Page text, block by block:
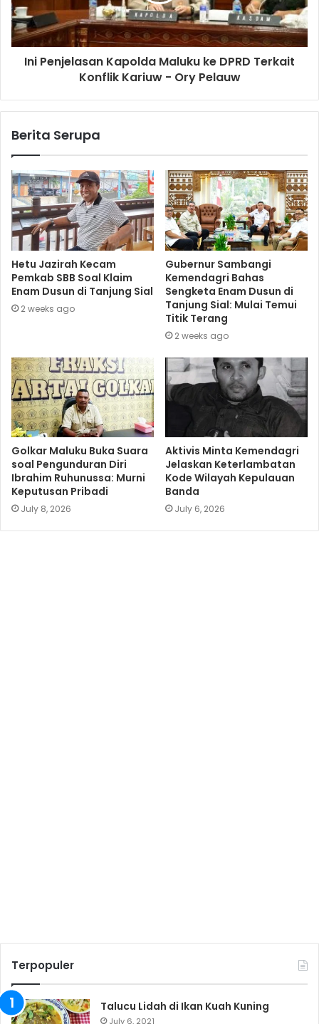
Ini Penjelasan Kapolda Maluku ke DPRD Terkait
Konflik Kariuw - Ory Pelauw
Berita Serupa
Hetu Jazirah Kecam
Pemkab SBB Soal Klaim
Enam Dusun di Tanjung Sial
2 weeks ago
Gubernur Sambangi
Kemendagri Bahas
Sengketa Enam Dusun di
Tanjung Sial: Mulai Temui
Titik Terang
2 weeks ago
Golkar Maluku Buka Suara
soal Pengunduran Diri
Ibrahim Ruhunussa: Murni
Keputusan Pribadi
July 8, 2026
Aktivis Minta Kemendagri
Jelaskan Keterlambatan
Kode Wilayah Kepulauan
Banda
July 6, 2026
Terpopuler
Talucu Lidah di Ikan Kuah Kuning
July 6, 2021